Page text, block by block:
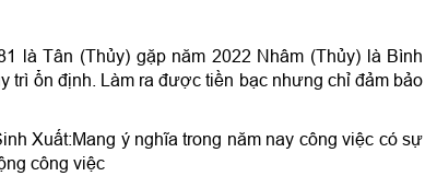
là Tân (Thủy) gặp năm 2022 Nhâm (Thủy) là Bình
trì ổn định. Làm ra được tiền bạc nhưng chỉ đảm bảo
Xuất:Mang ý nghĩa trong năm nay công việc có sự
công việc